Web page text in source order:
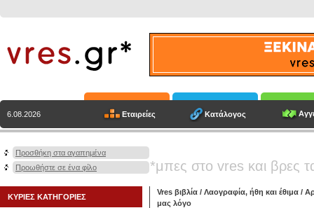
6.08.2026 Εταιρείες Κατάλογος
Προσθήκη στα αγαπημένα
Προωθήστε σε ένα φίλο
*μπες στο vres και βρες
ΚΥΡΙΕΣ ΚΑΤΗΓΟΡΙΕΣ
Vres βιβλία / Λαογραφία, ήθη και έθιμα /
μας λόγο